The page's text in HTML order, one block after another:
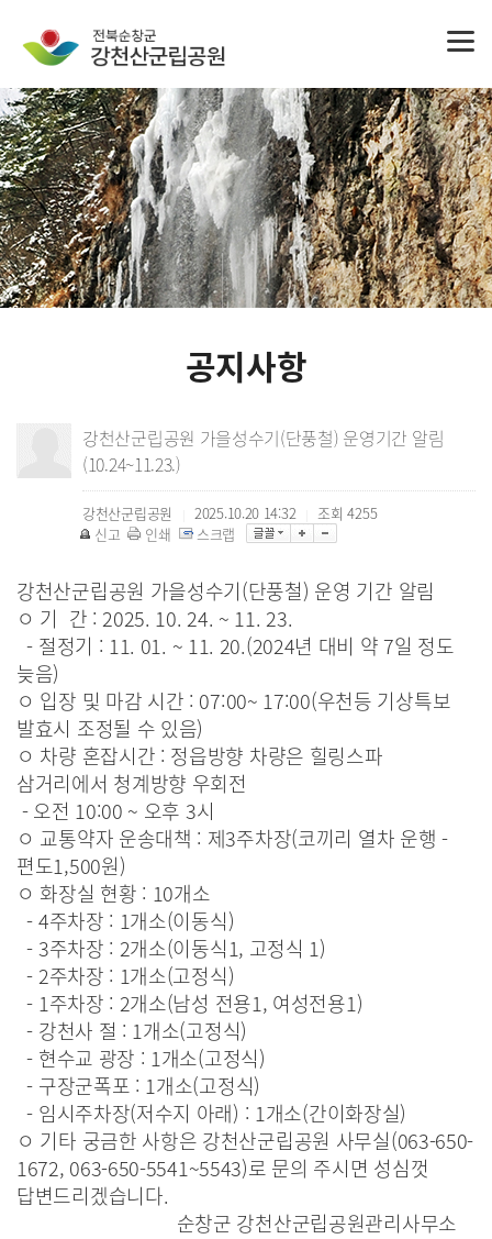
공지사항
강천산군립공원 가을성수기(단풍철) 운영기간 알림
(10.24~11.23.)
강천산군립공원 2025.10.20 14:32 조회 4255
신고
인쇄 스크랩
강천산군립공원 가을성수기(단풍철) 운영 기간 알림
ㅇ 기 간 : 2025. 10. 24. ~ 11. 23.
- 절정기 : 11. 01. ~ 11. 20.(2024년 대비 약 7일 정도
늦음)
ㅇ 입장 및 마감 시간 : 07:00~ 17:00(우천등 기상특보
발효시 조정될 수 있음)
ㅇ 차량 혼잡시간 : 정읍방향 차량은 힐링스파
삼거리에서 청계방향 우회전
- 오전 10:00 ~ 오후 3시
ㅇ 교통약자 운송대책 : 제3주차장(코끼리 열차 운행 -
편도1,500원)
ㅇ 화장실 현황 : 10개소
- 4주차장 : 1개소(이동식)
- 3주차장 : 2개소(이동식1, 고정식 1)
- 2주차장 : 1개소(고정식)
- 1주차장 : 2개소(남성 전용1, 여성전용1)
- 강천사 절 : 1개소(고정식)
- 현수교 광장 : 1개소(고정식)
- 구장군폭포 : 1개소(고정식)
- 임시주차장(저수지 아래) : 1개소(간이화장실)
ㅇ 기타 궁금한 사항은 강천산군립공원 사무실(063-650-
1672, 063-650-5541~5543)로 문의 주시면 성심껏
답변드리겠습니다.
순창군 강천산군립공원관리사무소